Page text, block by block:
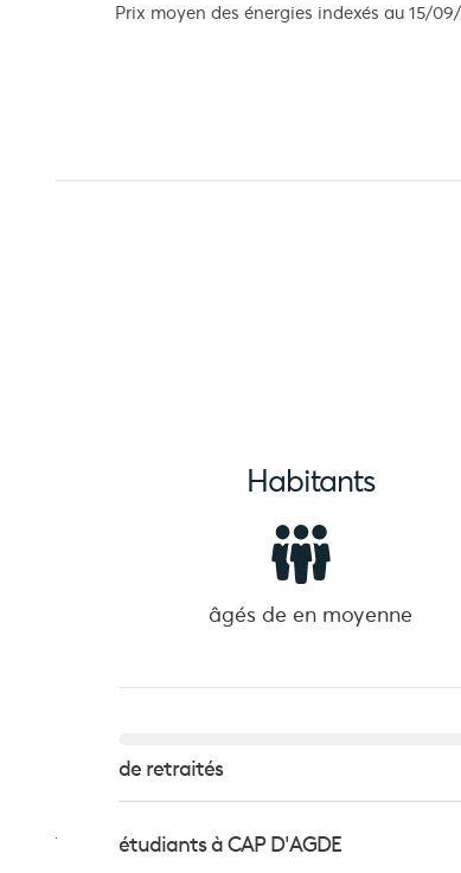
Prix moyen des énergies indexés au 15/
Habitants
âgés de en moyenne
de retraités
étudiants à CAP D'AGDE